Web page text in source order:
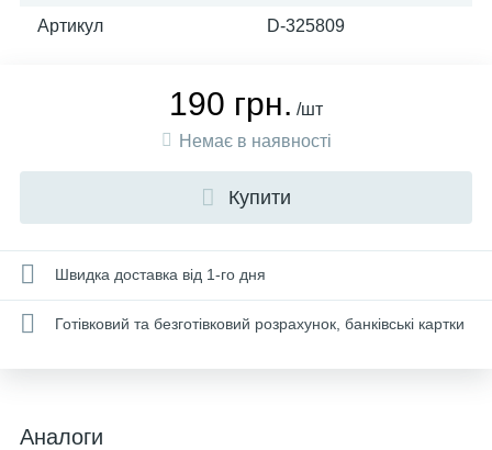
Артикул D-325809
190 грн. /шт
Немає в наявності
Купити
Швидка доставка від 1-го дня
Готівковий та безготівковий розрахунок, банківські картки
Аналоги